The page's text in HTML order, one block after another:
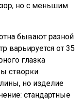
но с меньшим
бывают разной
варьируется от 35
глазка
створки.
но изделие
стандартные